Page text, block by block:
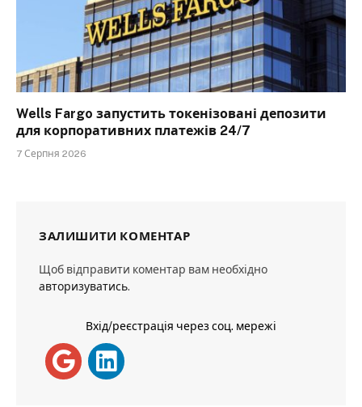
Wells Fargo запустить токенізовані депозити
для корпоративних платежів 24/7
7 Серпня 2026
ЗАЛИШИТИ КОМЕНТАР
Щоб відправити коментар вам необхідно
авторизуватись.
Вхід/реєстрація через соц. мережі